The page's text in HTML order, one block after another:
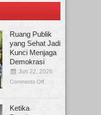
Ruang Publik
yang Sehat Jadi
Kunci Menjaga
Demokrasi
Jun 22, 2026
Comments Off
Ketika